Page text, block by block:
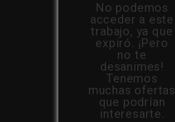
No podemos
acceder a este
trabajo, ya que
expiró. ¡Pero
no te
desanimes!
Tenemos
muchas ofertas
que podrían
interesarte.